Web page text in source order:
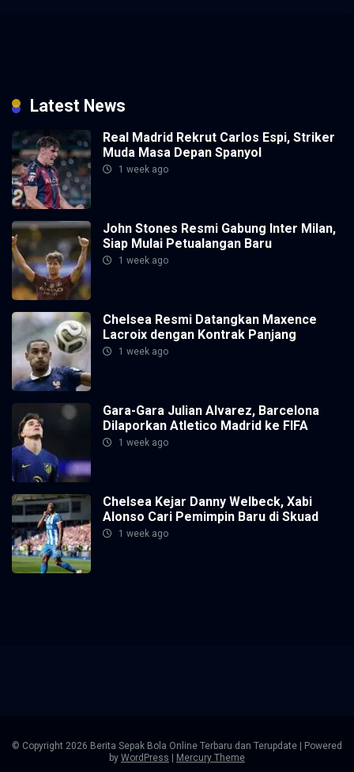
Latest News
Real Madrid Rekrut Carlos Espi, Striker
Muda Masa Depan Spanyol
1 week ago
John Stones Resmi Gabung Inter Milan,
Siap Mulai Petualangan Baru
1 week ago
Chelsea Resmi Datangkan Maxence
Lacroix dengan Kontrak Panjang
1 week ago
Gara-Gara Julian Alvarez, Barcelona
Dilaporkan Atletico Madrid ke FIFA
1 week ago
Chelsea Kejar Danny Welbeck, Xabi
Alonso Cari Pemimpin Baru di Skuad
1 week ago
© Copyright 2026 Berita Sepak Bola Online Terbaru dan Terupdate | Powered
by WordPress | Mercury Theme